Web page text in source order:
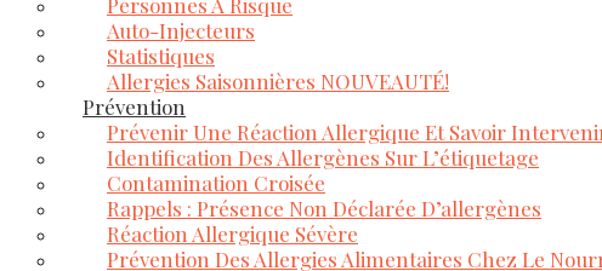
Auto-Injecteurs
Statistiques
Allergies Saisonnières NOUVEAUTÉ!
Prévention
Prévenir Une Réaction Allergique Et Savoir
Identification Des Allergènes Sur L’étiquetage
Contamination Croisée
Rappels : Présence Non Déclarée D’allergènes
Réaction Allergique Sévère
Prévention Des Allergies Alimentaires Chez Le